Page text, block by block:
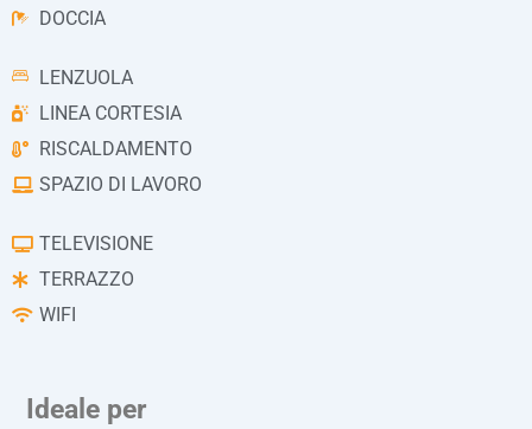
DOCCIA
LENZUOLA
LINEA CORTESIA
RISCALDAMENTO
SPAZIO DI LAVORO
TELEVISIONE
TERRAZZO
WIFI
Ideale per